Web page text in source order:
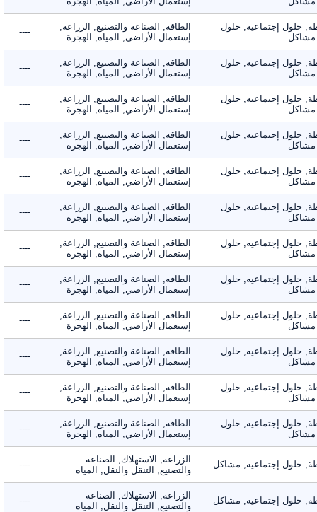
حلول إجتماعيه, حلول
الطاقه, الصناعة والتصنيع, الزراعة,
إستعمال الأراضي, المياه, الهجرة
----
حلول إجتماعيه, حلول
الطاقه, الصناعة والتصنيع, الزراعة,
إستعمال الأراضي, المياه, الهجرة
----
حلول إجتماعيه, حلول
الطاقه, الصناعة والتصنيع, الزراعة,
إستعمال الأراضي, المياه, الهجرة
----
حلول إجتماعيه, حلول
الطاقه, الصناعة والتصنيع, الزراعة,
إستعمال الأراضي, المياه, الهجرة
----
حلول إجتماعيه, حلول
الطاقه, الصناعة والتصنيع, الزراعة,
إستعمال الأراضي, المياه, الهجرة
----
حلول إجتماعيه, حلول
الطاقه, الصناعة والتصنيع, الزراعة,
إستعمال الأراضي, المياه, الهجرة
----
حلول إجتماعيه, حلول
الطاقه, الصناعة والتصنيع, الزراعة,
إستعمال الأراضي, المياه, الهجرة
----
حلول إجتماعيه, حلول
الطاقه, الصناعة والتصنيع, الزراعة,
إستعمال الأراضي, المياه, الهجرة
----
حلول إجتماعيه, حلول
الطاقه, الصناعة والتصنيع, الزراعة,
إستعمال الأراضي, المياه, الهجرة
----
حلول إجتماعيه, حلول
الطاقه, الصناعة والتصنيع, الزراعة,
إستعمال الأراضي, المياه, الهجرة
----
حلول إجتماعيه, حلول
الطاقه, الصناعة والتصنيع, الزراعة,
إستعمال الأراضي, المياه, الهجرة
----
حلول إجتماعيه, حلول
الطاقه, الصناعة والتصنيع, الزراعة,
إستعمال الأراضي, المياه, الهجرة
----
حلول إجتماعيه, مشاكل
الزراعة, الاستهلاك, الصناعة
والتصنيع, التنقل والنقل, المياه
----
حلول إجتماعيه, مشاكل
الزراعة, الاستهلاك, الصناعة
والتصنيع, التنقل والنقل, المياه
----